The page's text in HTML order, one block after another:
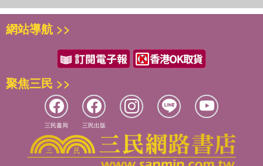
我們是否有理由相信，只有地球才具備人類生存的條件呢？
返。那麼宇宙在時間軸的景象是怎樣的呢？透過刻在岩壁和石碑上
斑駁的碑文，我們彷彿被帶到了6,000年前的遠古時代。那時人類
已經建造了偉大的工程，建立了軍隊並發展了各種產業。透過研究
在洞穴中發現的人類化石以及其他遺跡，可以看出，在最早的文字
記載出現之前的數千年裡，人類在洞穴中就已經存在並掌握了一定
的生存技能。在大約不到100萬年前的某個時間，人類似乎消失
了。在這之前，動植物王國持續了數億年之久。再往前追溯，生命
本身最古老的痕跡也似乎消失了。
網站導航 >>
聚焦三民 >>
三民書局 三民出版